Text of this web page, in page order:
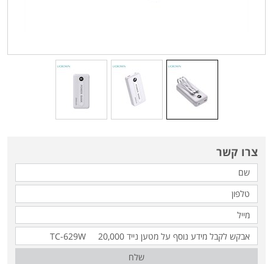
צרו קשר
שלח